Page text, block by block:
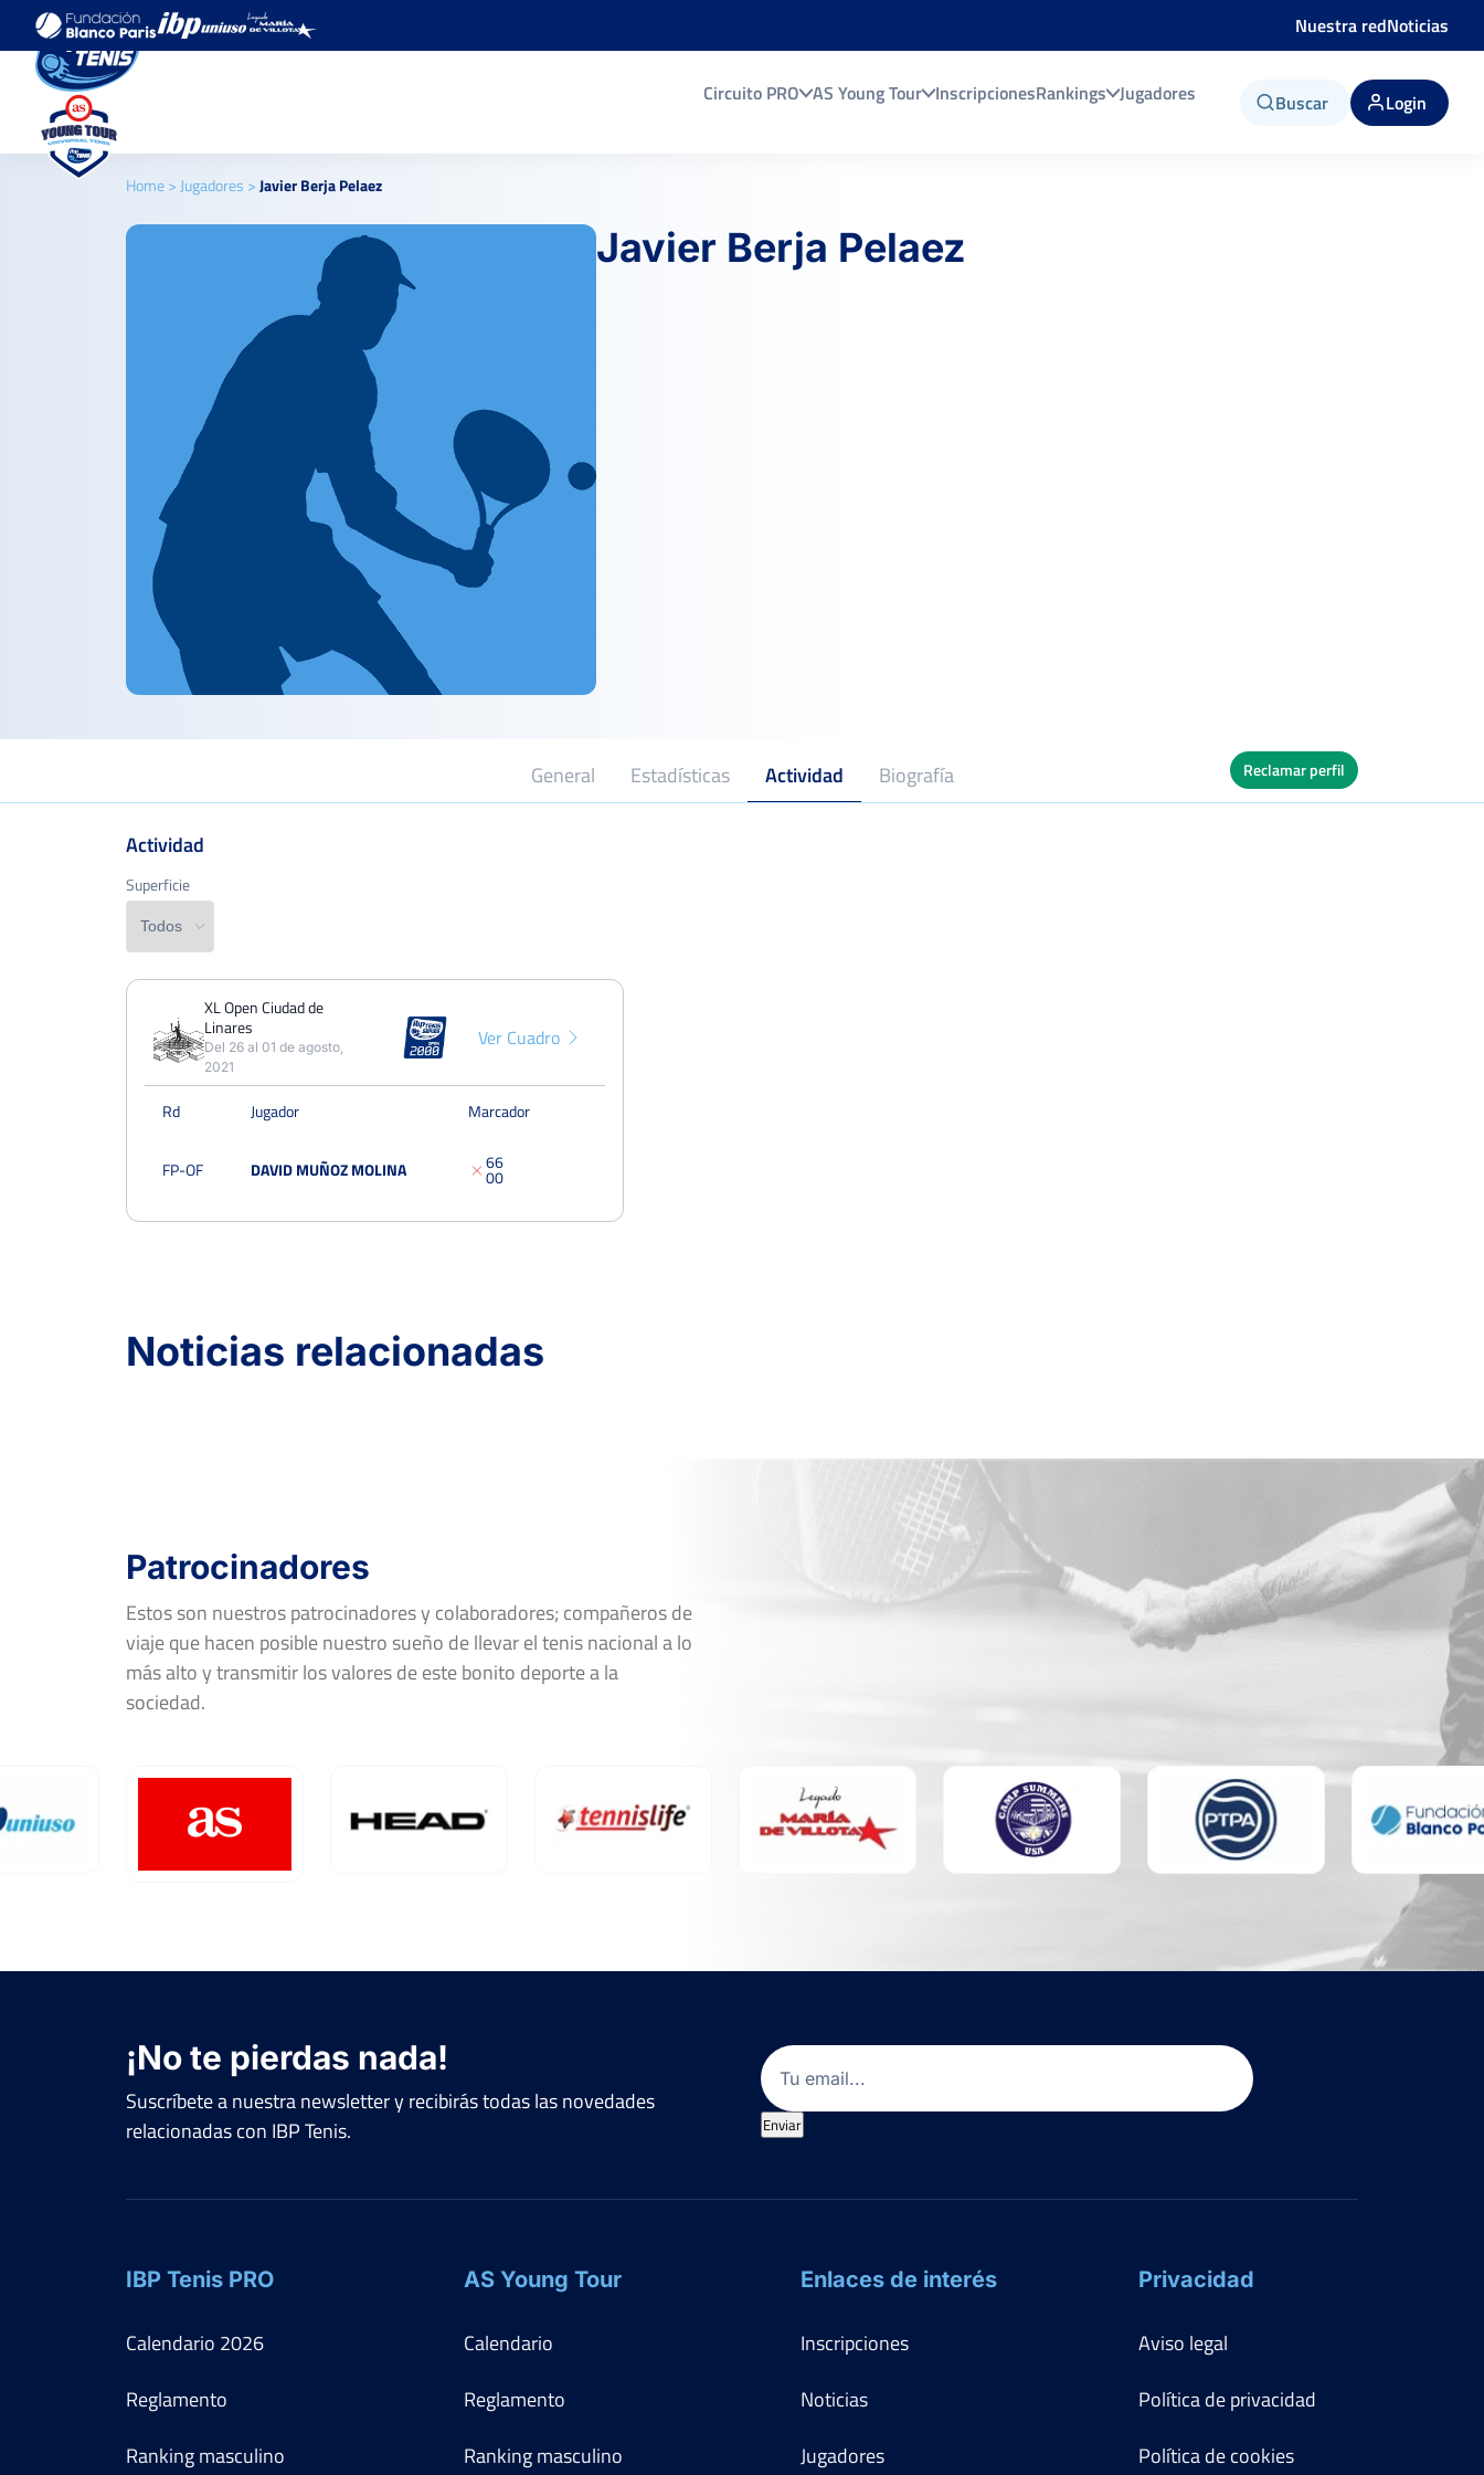
Nuestra redNoticias
Circuito PRO AS Young Tour InscripcionesRankings Jugadores Buscar Login
Home> Jugadores >Javier Berja Pelaez
Javier Berja Pelaez
General Estadísticas Actividad Biografía Reclamar perfil
Edad
Superficie
PERDIDOSPARTIDOS
1
PERDIDOS
12 12 0
Actividad
Superficie
XL Open Ciudad de
Linares
Del 26 al 01 de agosto,
2021
Ver Cuadro
Rd Jugador Marcador
FP-OF DAVID MUÑOZ MOLINA 6
0
6
0
Noticias relacionadas
Patrocinadores
Estos son nuestros patrocinadores y colaboradores; compañeros de
viaje que hacen posible nuestro sueño de llevar el tenis nacional a lo
más alto y transmitir los valores de este bonito deporte a la
sociedad.
¡No te pierdas nada!
Suscríbete a nuestra newsletter y recibirás todas las novedades
relacionadas con IBP Tenis.
Email
Enviar
IBP Tenis PRO
Calendario 2026
Reglamento
Ranking masculino
AS Young Tour
Calendario
Reglamento
Ranking masculino
Enlaces de interés
Inscripciones
Noticias
Jugadores
Privacidad
Aviso legal
Política de privacidad
Política de cookies